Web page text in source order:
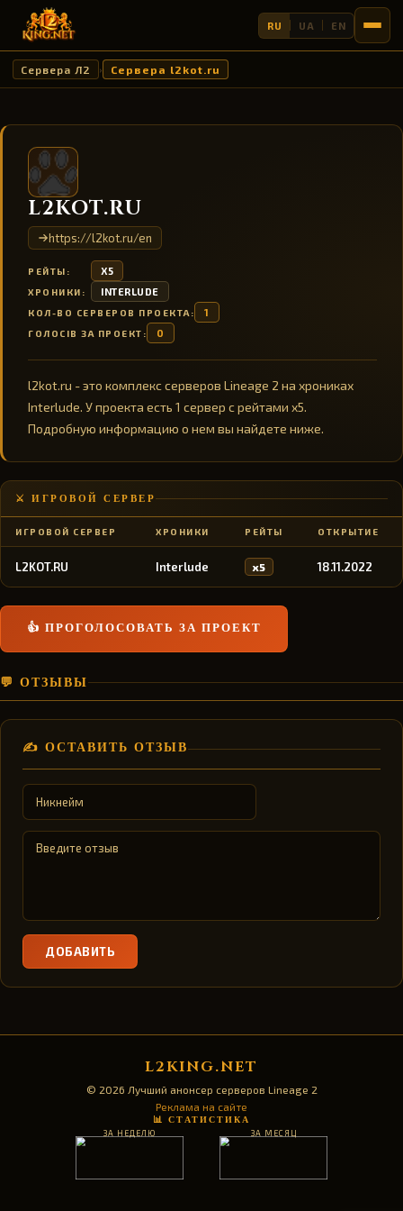
RU UA EN
Сервера Л2 › Сервера l2kot.ru
L2KOT.RU
https://l2kot.ru/en
РЕЙТЫ: X5
ХРОНИКИ: INTERLUDE
КОЛ-ВО СЕРВЕРОВ ПРОЕКТА: 1
ГОЛОСІВ ЗА ПРОЕКТ: 0
l2kot.ru - это комплекс серверов Lineage 2 на хрониках
Interlude. У проекта есть 1 сервер с рейтами x5.
Подробную информацию о нем вы найдете ниже.
⚔️ ИГРОВОЙ СЕРВЕР
ИГРОВОЙ СЕРВЕР ХРОНИКИ РЕЙТЫ ОТКРЫТИЕ
L2KOT.RU Interlude x5 18.11.2022
👍 ПРОГОЛОСОВАТЬ ЗА ПРОЕКТ
💬 ОТЗЫВЫ
✍️ ОСТАВИТЬ ОТЗЫВ
ДОБАВИТЬ
L2KING.NET
© 2026 Лучший анонсер серверов Lineage 2
Реклама на сайте
📊 СТАТИСТИКА
ЗА НЕДЕЛЮ ЗА МЕСЯЦ